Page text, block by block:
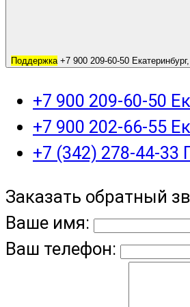
Поддержка +7 900 209-60-50
+7 900 209-60-50
+7 900 202-66-55
+7 (342) 278-44-33
Заказать обратный
Ваше имя:
Ваш телефон: